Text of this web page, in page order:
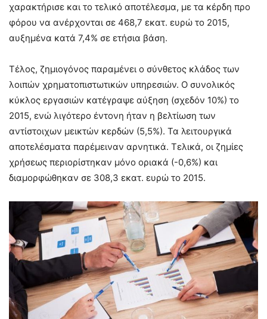
χαρακτήρισε και το τελικό αποτέλεσμα, με τα κέρδη προ
φόρου να ανέρχονται σε 468,7 εκατ. ευρώ το 2015,
αυξημένα κατά 7,4% σε ετήσια βάση.
Τέλος, ζημιογόνος παραμένει ο σύνθετος κλάδος των
λοιπών χρηματοπιστωτικών υπηρεσιών. Ο συνολικός
κύκλος εργασιών κατέγραψε αύξηση (σχεδόν 10%) το
2015, ενώ λιγότερο έντονη ήταν η βελτίωση των
αντίστοιχων μεικτών κερδών (5,5%). Τα λειτουργικά
αποτελέσματα παρέμειναν αρνητικά. Τελικά, οι ζημίες
χρήσεως περιορίστηκαν μόνο οριακά (-0,6%) και
διαμορφώθηκαν σε 308,3 εκατ. ευρώ το 2015.